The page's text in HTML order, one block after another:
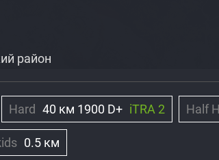
район
Hard 40 км 1900 D+ iTRA 2 Half
0.5 км